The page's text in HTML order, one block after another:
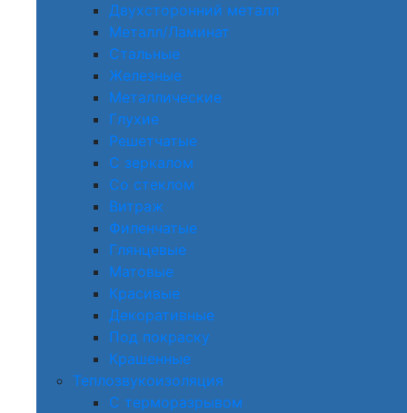
Двухсторонний металл
Металл/Ламинат
Стальные
Железные
Металлические
Глухие
Решетчатые
С зеркалом
Со стеклом
Витраж
Филенчатые
Глянцевые
Матовые
Красивые
Декоративные
Под покраску
Крашенные
Теплозвукоизоляция
С терморазрывом